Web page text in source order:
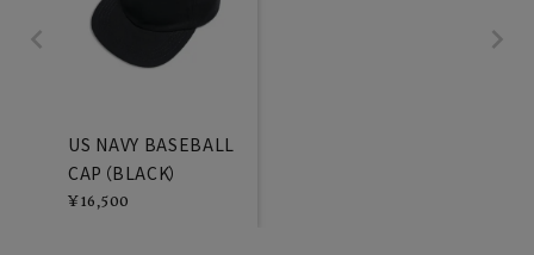
US NAVY BASEBALL
CAP（BLACK）
¥16,500